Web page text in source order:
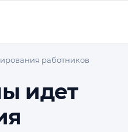
работников
идет